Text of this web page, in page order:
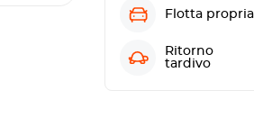
Flotta propria
Ritorno
tardivo